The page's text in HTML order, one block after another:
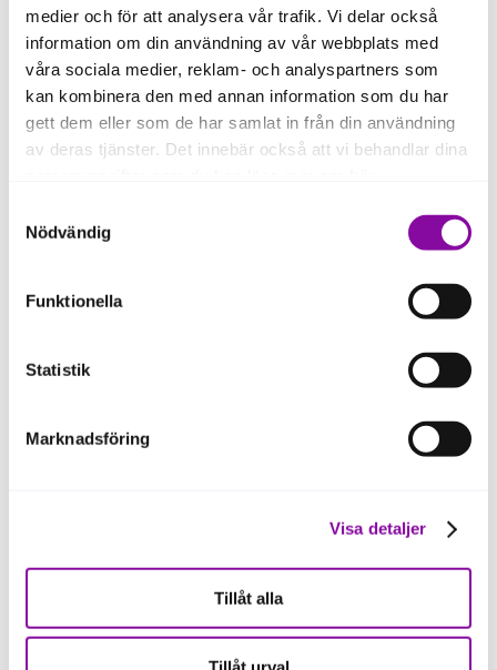
medier och för att analysera vår trafik. Vi delar också
information om din användning av vår webbplats med
våra sociala medier, reklam- och analyspartners som
kan kombinera den med annan information som du har
gett dem eller som de har samlat in från din användning
av deras tjänster. Det innebär också att vi behandlar dina
Om du klickar på avvisa kommer användning av kakor
eller delning av information enligt ovan, inte att ske,
förutom för kakor som är nödvändiga för att hemsidan
ska fungera se mer under inställningar.
Nödvändig
Funktionella
Statistik
Marknadsföring
Visa detaljer
Tillåt alla
Bygg hållbar tillväxt över tid
Hållbar tillväxt handlar inte bara om att
växa snabbt, utan om att växa med
rätt förutsättningar. Almi kan hjälpa dig
finansieringutifrån företagets mål och